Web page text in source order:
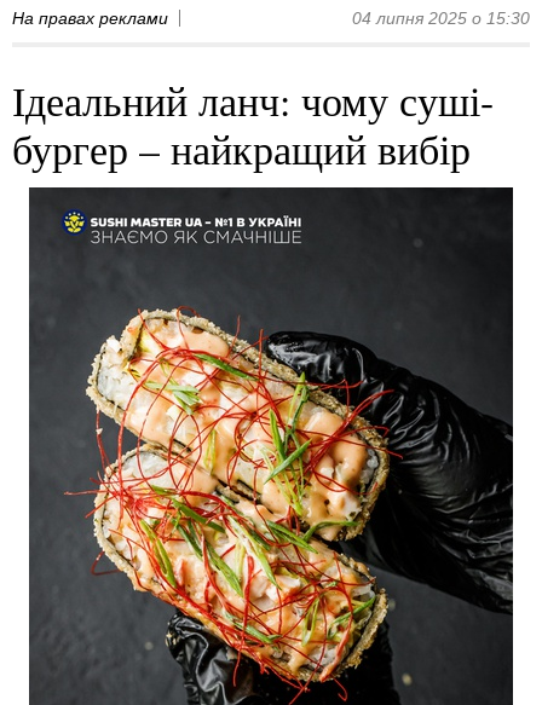
На правах реклами 04 липня 2025 о 15:30
Ідеальний ланч: чому суші-
бургер – найкращий вибір